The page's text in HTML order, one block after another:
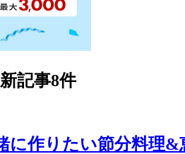
記事8件
に作りたい節分料理&